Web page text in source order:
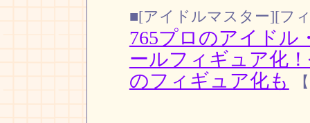
■[アイドルマスター][フ
765プロのアイドル
ールフィギュア化
のフィギュア化も